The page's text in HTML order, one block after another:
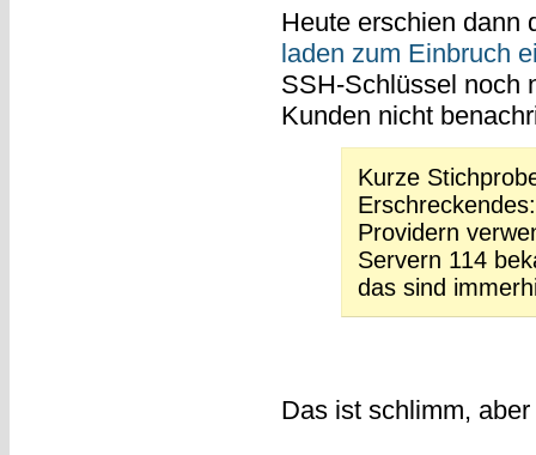
Heute erschien dann
laden zum Einbruch
SSH-Schlüssel noch
Kunden nicht
Kurze
Providern
Servern 114
das sind
Das ist schlimm,